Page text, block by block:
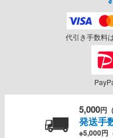
代引き手数料
5,000円
発送手
※5,000円